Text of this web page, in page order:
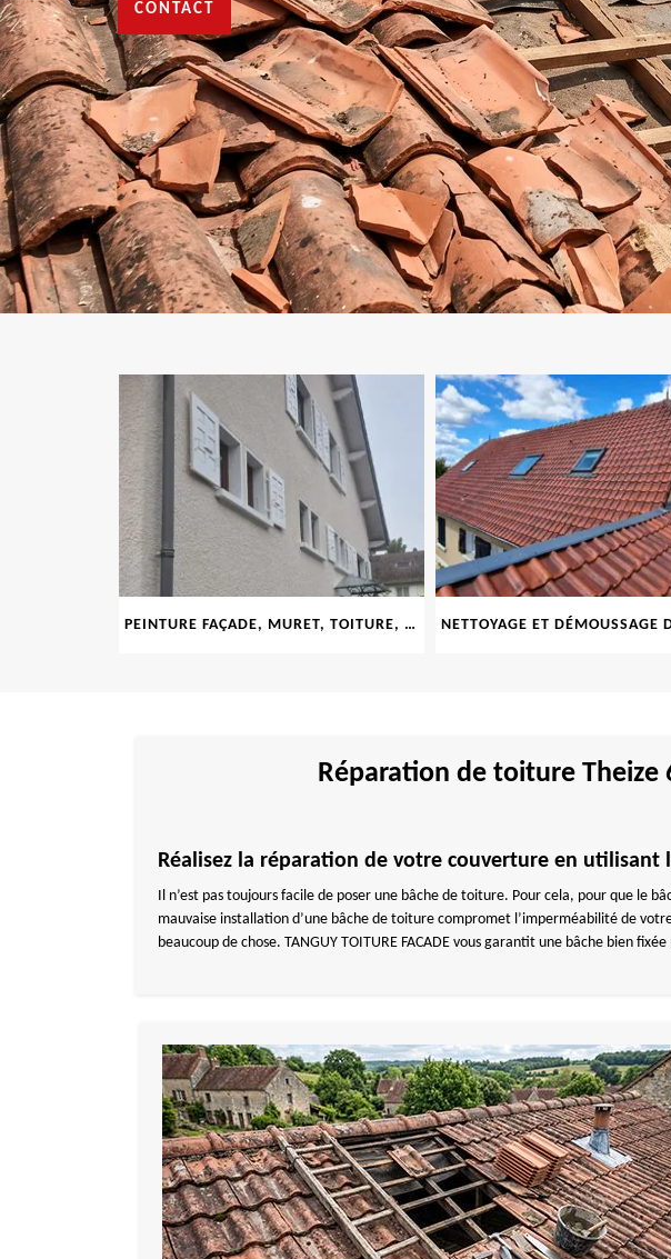
CONTACT
PEINTURE FAÇADE, MURET, TOITURE, BOISERIE, FERRONERIE, GOUTTIÈRE 69
Réparation de toiture
Réalisez la réparation de votre couverture en utilisant
Il n’est pas toujours facile de poser une bâche de toiture. Pour cela, pour que le
mauvaise installation d’une bâche de toiture compromet l’imperméabilité de
beaucoup de chose. TANGUY TOITURE FACADE vous garantit une bâche bien